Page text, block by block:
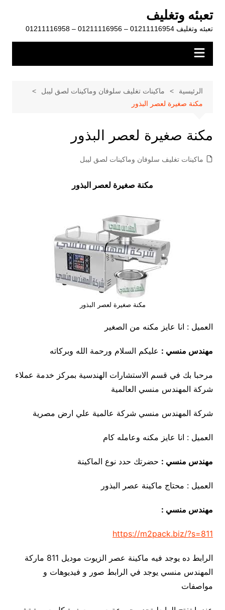
المحتوى
تعبئه وتغليف
تعبئه وتغليف 01211116954 – 01211116956 – 01211116958
الرئيسية
ماكينات تغليف سلوفان وماكينات لصق ليبل
مكنة صغيرة لعصر البذور
مكنة صغيرة لعصر البذور
ماكينات تغليف سلوفان وماكينات لصق ليبل
مكنة صغيرة لعصر البذور
مكنة صغيرة لعصر البذور
العميل : انا عايز مكنه من الصغير
مهندس منسي : عليكم السلام ورحمة الله وبركاته
مرحبا بك في قسم الاستشارات الهندسية بمركز خدمة عملاء
شركة المهندس منسي العالمية
شركة المهندس منسي شركة عالمية علي ارض مصرية
العميل : انا عايز مكنه وعامله كام
مهندس منسي : حضرتك حدد نوع الماكينة
العميل : محتاج ماكينة عصر البذور
مهندس منسي :
https://m2pack.biz/?s=811
الرابط ده يوجد فيه ماكينة عصر الزيوت موديل 811 ماركة
المهندس منسي يوجد في الرابط صور و فيديوهات و
مواصفات